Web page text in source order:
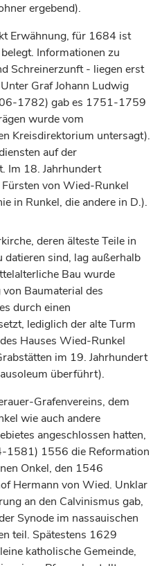
ergebend).
Erwähnung, für 1684 ist
Informationen zu
Schreinerzunft - liegen erst
GrafJohann Ludwig
1782) gab es 1751-1759
wurde vom
Kreisdirektorium untersagt).
auf der
Im 18. Jahrhundert
Fürsten von Wied-Runkel
in Runkel, die andere in D.).
deren älteste Teile in
datieren sind, lag außerhalb
Bau wurde
Baumaterial des
durch einen
lediglich der alte Turm
Hauses Wied-Runkel
im 19. Jahrhundert
überführt).
Grafenvereins, dem
wie auch andere
angeschlossen hatten,
1581) 1556 die Reformation
Onkel, den 1546
Hermann von Wied. Unklar
an den Calvinismus gab,
Synode im nassauischen
teil. Spätestens 1629
katholische Gemeinde,